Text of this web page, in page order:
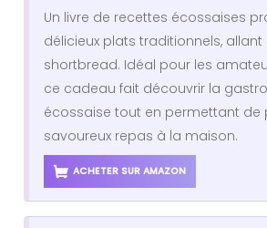
Un livre de recettes écossaises
délicieux plats traditionnels,
shortbread. Idéal pour les
ce cadeau fait découvrir la
écossaise tout en permettant de
savoureux repas à la maison.
ACHETER SUR AMAZON